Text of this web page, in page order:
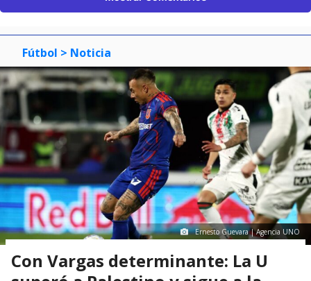
Fútbol > Noticia
Ernesto Guevara | Agencia UNO
Con Vargas determinante: La U